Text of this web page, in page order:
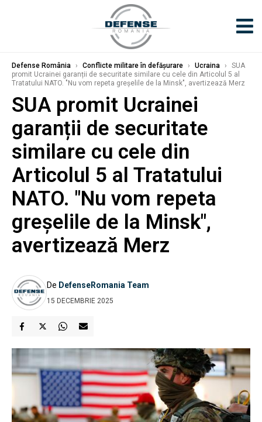
Defense România › Conflicte militare în defășurare › Ucraina ›
SUA
promit Ucrainei garanții de securitate similare cu cele din Articolul 5 al
Tratatului NATO. "Nu vom repeta greșelile de la Minsk", avertizează Merz
SUA promit Ucrainei
garanții de securitate
similare cu cele din
Articolul 5 al Tratatului
NATO. "Nu vom repeta
greșelile de la Minsk",
avertizează Merz
De DefenseRomania Team
15 DECEMBRIE 2025